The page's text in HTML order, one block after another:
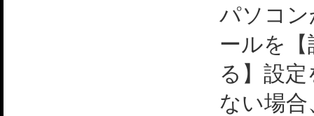
パソコ
ールを【
る】設
ない場